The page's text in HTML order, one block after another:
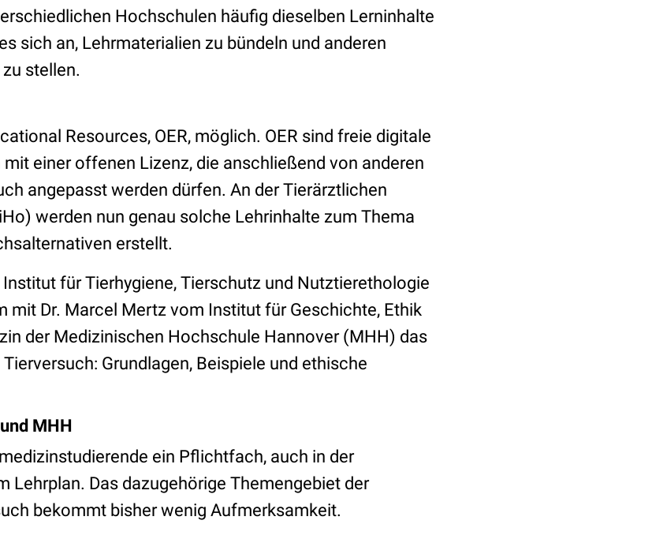
Hochschulen häufig dieselben Lerninhalte
sich an, Lehrmaterialien zu bündeln und anderen
stellen.
Resources, OER, möglich. OER sind freie digitale
einer offenen Lizenz, die anschließend von anderen
angepasst werden dürfen. An der Tierärztlichen
werden nun genau solche Lehrinhalte zum Thema
erstellt.
für Tierhygiene, Tierschutz und Nutztierethologie
mit Dr. Marcel Mertz vom Institut für Geschichte, Ethik
der Medizinischen Hochschule Hannover (MHH) das
Grundlagen, Beispiele und ethische
MHH
ein Pflichtfach, auch in der
Lehrplan. Das dazugehörige Themengebiet der
bekommt bisher wenig Aufmerksamkeit.